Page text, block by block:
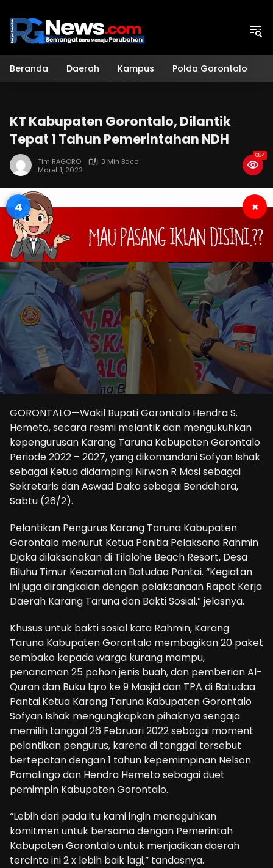
konten
Beranda Daerah Kampus Polda Gorontalo
KT Kabupaten Gorontalo, Dilantik
Tepat 1 Tahun Pemerintahan NDH
Tim RAGORO
3 Min Baca
Maret 1, 2022
684
3 ×
GORONTALO—Wakil Bupati Gorontalo Hendra S.
Hemeto, secara resmi melantik dan mengukuhkan
kepengurusan Karang Taruna Kabupaten Gorontalo
Periode 2022 – 2027, yang dikomandani Sofyan Ishak
sebagai Ketua didampingi Nirwan R Mosi sebagai
Sekretaris dan Aswad Dako sebagai Bendahara,
Sabtu (26/2).
Pelantikan Pengurus Karang Taruna Kabupaten
Gorontalo menurut Ketua Panitia Pelaksana Rahmin
Djaka dilaksanakan di Tilalohe Beach Resort, Desa
Biluhu Timur Kecamatan Batudaa Pantai. “Kegiatan
ini juga dirangkaian dengan pelaksanaan Rapat Kerja
Daerah Karang Taruna dan Bakti Sosial,” jelasnya.
Khusus untuk bakti sosial kata Rahmin, Karang
Taruna Kabupaten Gorontalo membagikan 20 paket
sembako kepada warga kurang mampu,
penanaman 25 pohon jenis buah, dan pemberian Al-
Quran dan Buku Iqro ke 9 Masjid dan TPA di Batudaa
Pantai.Ketua Karang Taruna Kabupaten Gorontalo
Sofyan Ishak mengungkapkan pihaknya sengaja
memilih tanggal 26 Februari 2022 sebagai moment
pelantikan pengurus, karena di tanggal tersebut
bertepatan dengan 1 tahun kepemimpinan Nelson
Pomalingo dan Hendra Hemeto sebagai duet
pemimpin Kabupaten Gorontalo.
“Lebih dari pada itu kami ingin meneguhkan
komitmen untuk bersama dengan Pemerintah
Kabupaten Gorontalo untuk menjadikan daerah
tercinta ini 2 x lebih baik lagi,” tandasnya.